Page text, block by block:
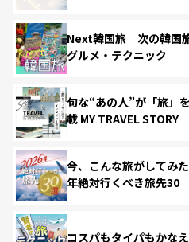
Next韓国旅 次の韓国
グルメ・テクニック
旬な“あの人”が「旅」
載 MY TRAVEL STORY
今、こんな旅がしてみ
年絶対行くべき旅先30
コスパもタイパもかな